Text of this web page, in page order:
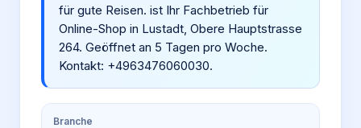
für gute Reisen. ist Ihr Fachbetrieb für
Online-Shop in Lustadt, Obere Hauptstrasse
264. Geöffnet an 5 Tagen pro Woche.
Kontakt: +4963476060030.
Branche